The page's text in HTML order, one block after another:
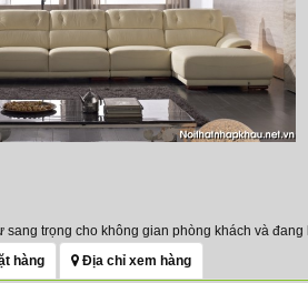
sang trọng cho không gian phòng khách và
hàng Địa chỉ xem hàng